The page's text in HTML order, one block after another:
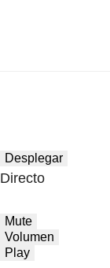
Desplegar
Directo
Mute
Volumen
Play